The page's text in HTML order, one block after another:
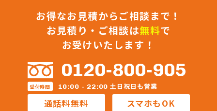
真田石油株式会社 本社・セルフ府中給油所
水口プロパン
政広商店
正進ガス株式会社
正和液化株式会社 LPGスタンド
正和液化株式会社 本社
赤木プロパンオート ガス充てん工場
川口プロパン
お得なお見積からご相談まで！
お見積り・ご相談は無料で
お受けいたします！
0120-800-905
受付時間 10:00 - 22:00 土日祝日も営業
通話料無料 スマホもOK